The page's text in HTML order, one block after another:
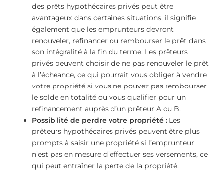
des prêts hypothécaires privés peut être
avantageux dans certaines situations, il signifie
également que les emprunteurs devront
renouveler, refinancer ou rembourser le prêt dans
son intégralité à la fin du terme. Les prêteurs
privés peuvent choisir de ne pas renouveler le prêt
à l’échéance, ce qui pourrait vous obliger à vendre
votre propriété si vous ne pouvez pas rembourser
le solde en totalité ou vous qualifier pour un
refinancement auprès d’un prêteur A ou B.
Possibilité de perdre votre propriété : Les
prêteurs hypothécaires privés peuvent être plus
prompts à saisir une propriété si l’emprunteur
n’est pas en mesure d’effectuer ses versements, ce
qui peut entraîner la perte de la propriété.